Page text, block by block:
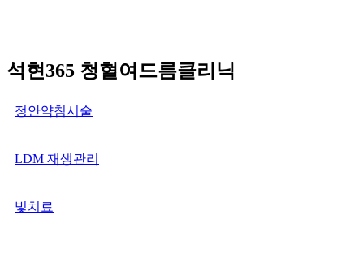
석현365 청혈여드름클리닉
정안약침시술
LDM 재생관리
빛치료